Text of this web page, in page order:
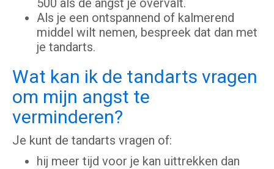
500 als de angst je overvalt.
Als je een ontspannend of kalmerend
middel wilt nemen, bespreek dat dan met
je tandarts.
Wat kan ik de tandarts vragen
om mijn angst te
verminderen?
Je kunt de tandarts vragen of:
hij meer tijd voor je kan uittrekken dan